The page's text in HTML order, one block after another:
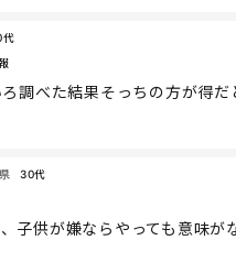
調べた結果そっちの方が得だ
30代
子供が嫌ならやっても意味が